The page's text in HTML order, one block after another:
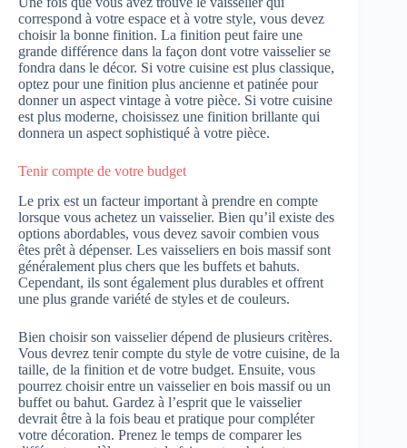
correspond à votre espace et à votre style, vous devez
choisir la bonne finition. La finition peut faire une
grande différence dans la façon dont votre vaisselier se
fondra dans le décor. Si votre cuisine est plus classique,
optez pour une finition plus ancienne et patinée pour
donner un aspect vintage à votre pièce. Si votre cuisine
est plus moderne, choisissez une finition brillante qui
donnera un aspect sophistiqué à votre pièce.
Tenir compte de votre budget
Le prix est un facteur important à prendre en compte
lorsque vous achetez un vaisselier. Bien qu’il existe des
options abordables, vous devez savoir combien vous
êtes prêt à dépenser. Les vaisseliers en bois massif sont
généralement plus chers que les buffets et bahuts.
Cependant, ils sont également plus durables et offrent
une plus grande variété de styles et de couleurs.
Bien choisir son vaisselier dépend de plusieurs critères.
Vous devrez tenir compte du style de votre cuisine, de la
taille, de la finition et de votre budget. Ensuite, vous
pourrez choisir entre un vaisselier en bois massif ou un
buffet ou bahut. Gardez à l’esprit que le vaisselier
devrait être à la fois beau et pratique pour compléter
votre décoration. Prenez le temps de comparer les